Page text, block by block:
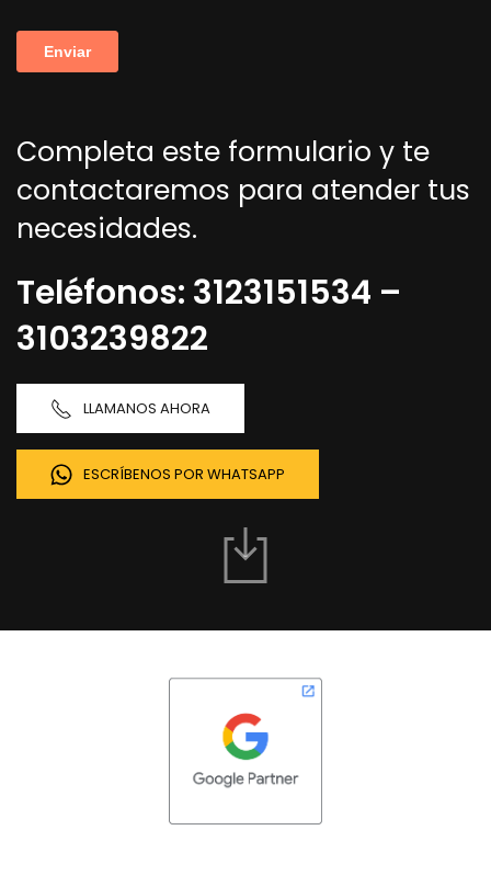
Completa este formulario y te
contactaremos para atender tus
necesidades.
Teléfonos: 3123151534 –
3103239822
LLAMANOS AHORA
ESCRÍBENOS POR WHATSAPP